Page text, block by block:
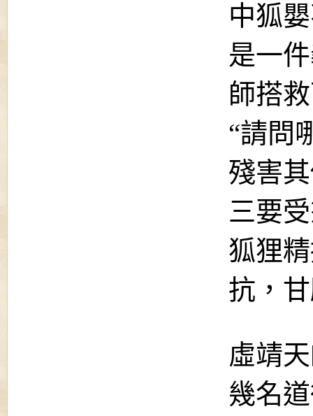
中狐
是一
師搭
“請問
殘害
三要
狐狸
抗，
虛靖
幾名